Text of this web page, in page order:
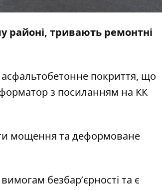
районі, тривають ремонтні
покриття, що
з посиланням на КК
мощення та деформоване
безбарʼєрності та є